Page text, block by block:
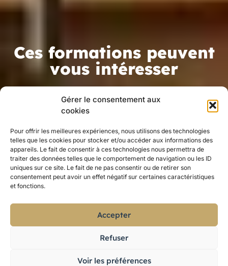
Gérer le consentement aux
cookies
Pour offrir les meilleures expériences, nous utilisons des technologies
telles que les cookies pour stocker et/ou accéder aux informations des
appareils. Le fait de consentir à ces technologies nous permettra de
traiter des données telles que le comportement de navigation ou les ID
uniques sur ce site. Le fait de ne pas consentir ou de retirer son
consentement peut avoir un effet négatif sur certaines caractéristiques
et fonctions.
Accepter
Refuser
Voir les préférences
Ces formations peuvent
vous intéresser
Valoriser les fonds dans l’espace de sa
médiathèque : Créer une mise en scène
attrayante pour les collections